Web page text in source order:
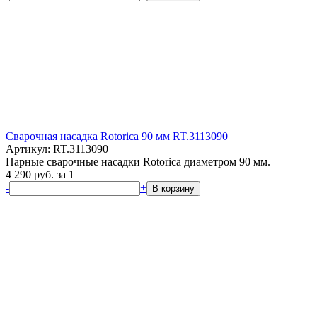
Сварочная насадка Rotorica 90 мм RT.3113090
Артикул: RT.3113090
Парные сварочные насадки Rotorica диаметром 90 мм.
4 290 руб. за 1
-
+ В корзину